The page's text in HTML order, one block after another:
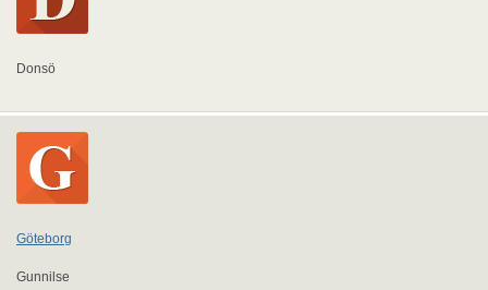
Donsö
Göteborg
Gunnilse